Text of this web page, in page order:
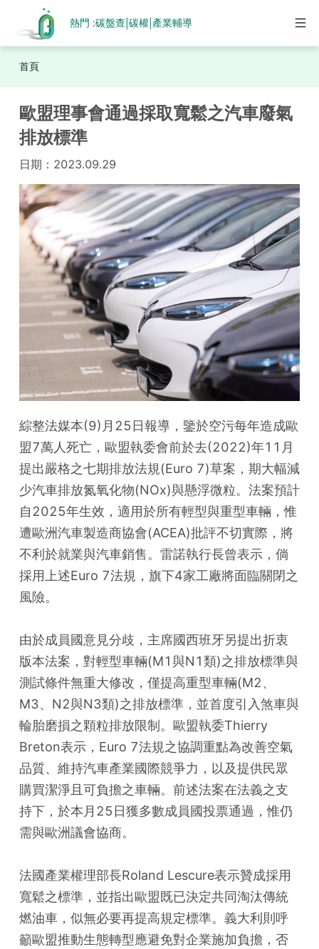
熱門 :碳盤查 碳權| 產業輔導
首頁
歐盟理事會通過採取寬鬆之汽車廢氣
排放標準
日期： 2023.09.29
綜整法媒本(9)月25日報導，鑒於空污每年造成歐
盟7萬人死亡，歐盟執委會前於去(2022)年11月
提出嚴格之七期排放法規(Euro 7)草案，期大幅減
少汽車排放氮氧化物(NOx)與懸浮微粒。法案預計
自2025年生效，適用於所有輕型與重型車輛，惟
遭歐洲汽車製造商協會(ACEA)批評不切實際，將
不利於就業與汽車銷售。雷諾執行長曾表示，倘
採用上述Euro 7法規，旗下4家工廠將面臨關閉之
風險。
由於成員國意見分歧，主席國西班牙另提出折衷
版本法案，對輕型車輛(M1與N1類)之排放標準與
測試條件無重大修改，僅提高重型車輛(M2、
M3、N2與N3類)之排放標準，並首度引入煞車與
輪胎磨損之顆粒排放限制。歐盟執委Thierry
Breton表示，Euro 7法規之協調重點為改善空氣
品質、維持汽車產業國際競爭力，以及提供民眾
購買潔淨且可負擔之車輛。前述法案在法義之支
持下，於本月25日獲多數成員國投票通過，惟仍
需與歐洲議會協商。
法國產業權理部長Roland Lescure表示贊成採用
寬鬆之標準，並指出歐盟既已決定共同淘汰傳統
燃油車，似無必要再提高規定標準。義大利則呼
籲歐盟推動生態轉型應避免對企業施加負擔，否